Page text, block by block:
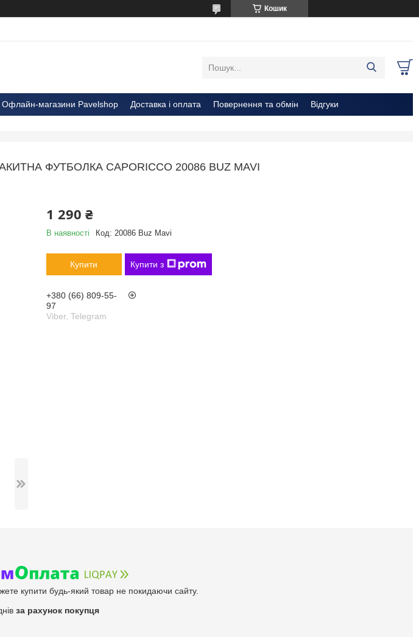
Кошик
Офлайн-магазини Pavelshop Доставка і оплата Повернення та обмін Відгуки
ФУТБОЛКА CAPORICCO 20086 BUZ MAVI
1 290 ₴
В наявності Код: 20086 Buz Mavi
Купити Купити з
+380 (66) 809-55-
97
Viber, Telegram
купити будь-який товар не покидаючи сайту.
за рахунок покупця